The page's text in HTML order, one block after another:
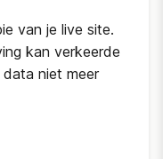
van je live site.
kan verkeerde
niet meer